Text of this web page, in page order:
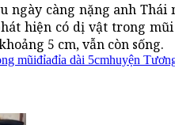
ngày càng nặng anh
hiện có dị vật trong
5 cm, vẫn còn sống.
mũiđỉađỉa dài 5cmhuyện